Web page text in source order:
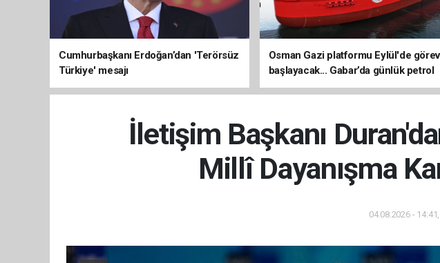
Cumhurbaşkanı Erdoğan’dan 'Terörsüz
Türkiye' mesajı
Osman Gazi platformu Eylül'de
başlayacak... Gabar’da günlük petrol
üretimi 83 bin 200 varile ulaştı
İletişim Başkanı
Millî Dayanışma
04.08.2026 -